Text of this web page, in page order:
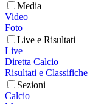
Media
Video
Foto
Live e Risultati
Live
Diretta Calcio
Risultati e Classifiche
Sezioni
Calcio